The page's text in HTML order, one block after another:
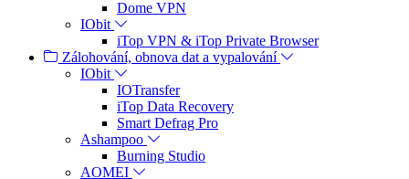
Dome VPN
IObit
iTop VPN & iTop Private Browser
Zálohování, obnova dat a vypalování
IObit
IOTransfer
iTop Data Recovery
Smart Defrag Pro
Ashampoo
Burning Studio
AOMEI